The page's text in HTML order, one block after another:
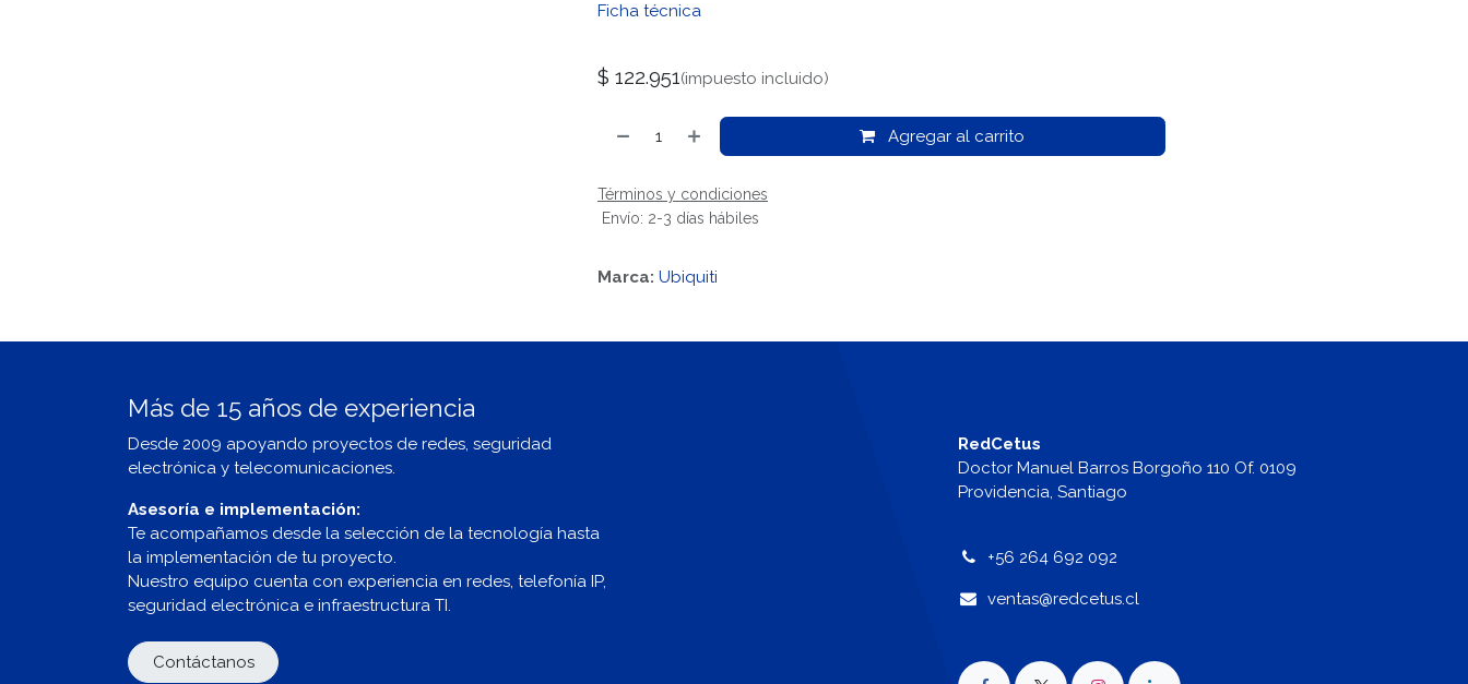
Ficha técnica
$ 122.951(impuesto incluido)
Agregar al carrito
Términos y condiciones
Envío: 2-3 días hábiles
Marca: Ubiquiti
Más de 15 años de experiencia
Desde 2009 apoyando proyectos de redes, seguridad
electrónica y telecomunicaciones.
Asesoría e implementación:
Te acompañamos desde la selección de la tecnología hasta
la implementación de tu proyecto.
Nuestro equipo cuenta con experiencia en redes, telefonía IP,
seguridad electrónica e infraestructura TI.
Contáctanos
RedCetus
Doctor Manuel Barros Borgoño 110 Of. 0109
Providencia, Santiago
+56 264 692 092
ventas@redcetus.cl